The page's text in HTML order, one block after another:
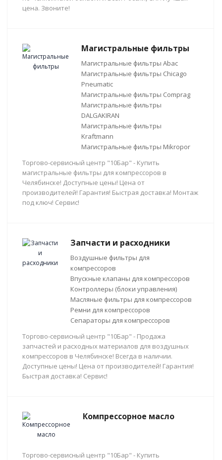
цена. Звоните!
Магистральные фильтры
Магистральные фильтры Abac
Магистральные фильтры Chicago
Pneumatic
Магистральные фильтры Comprag
Магистральные фильтры
DALGAKIRAN
Магистральные фильтры
Kraftmann
Магистральные фильтры Mikropor
Торгово-сервисный центр "10Бар" - Купить
магистральные фильтры для компрессоров в
Челябинске! Доступные цены! Цена от
производителей! Гарантия! Быстрая доставка! Монтаж
под ключ! Сервис!
Запчасти и расходники
Воздушные фильтры для
компрессоров
Впускные клапаны для компрессоров
Контроллеры (блоки управления)
Масляные фильтры для компрессоров
Ремни для компрессоров
Сепараторы для компрессоров
Торгово-сервисный центр "10Бар" - Продажа
запчастей и расходных материалов для воздушных
компрессоров в Челябинске! Всегда в наличии.
Доступные цены! Цена от производителей! Гарантия!
Быстрая доставка! Сервис!
Компрессорное масло
Торгово-сервисный центр "10Бар" - Купить